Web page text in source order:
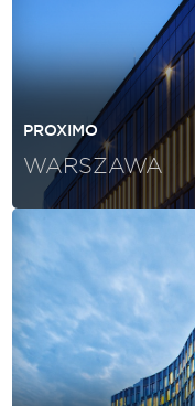
PROXIMO
WARSZAWA